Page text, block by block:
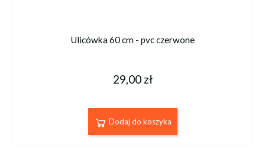
Ulicówka 60 cm - pvc czerwone
29,00 zł
Dodaj do koszyka